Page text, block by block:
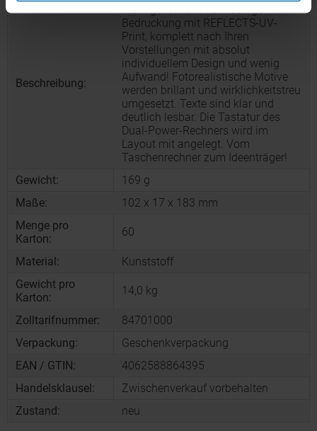
Beschreibung:
Mehr geht nicht: Vollflächige
Bedruckung mit REFLECTS-UV-
Print, komplett nach Ihren
Vorstellungen mit absolut
individuellem Design und wenig
Aufwand! Fotorealistische Motive
werden brillant und wirklichkeitstreu
umgesetzt. Texte sind klar und
deutlich lesbar. Die Tastatur des
Dual-Power-Rechners wird im
Layout mit angelegt. Vom
Taschenrechner zum Ideenträger!
Gewicht:
169 g
Maße:
102 x 17 x 183 mm
Menge pro
Karton:
60
Material:
Kunststoff
Gewicht pro
Karton:
14,0 kg
Zolltarifnummer:
84701000
Verpackung:
Geschenkverpackung
EAN / GTIN:
4062588864395
Handelsklausel:
Zwischenverkauf vorbehalten
Zustand:
neu